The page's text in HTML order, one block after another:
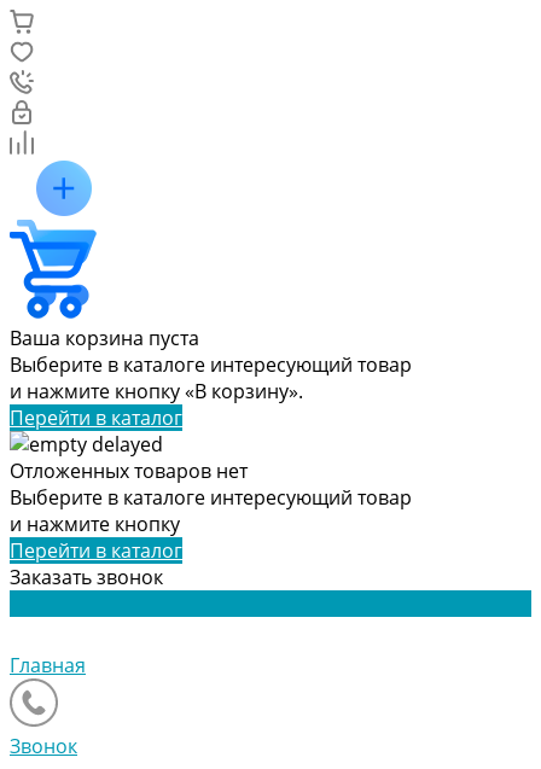
Ваша корзина пуста
Выберите в каталоге интересующий товар
и нажмите кнопку «В корзину».
Перейти в каталог
Отложенных товаров нет
Выберите в каталоге интересующий товар
и нажмите кнопку
Перейти в каталог
Заказать звонок
Главная
Звонок